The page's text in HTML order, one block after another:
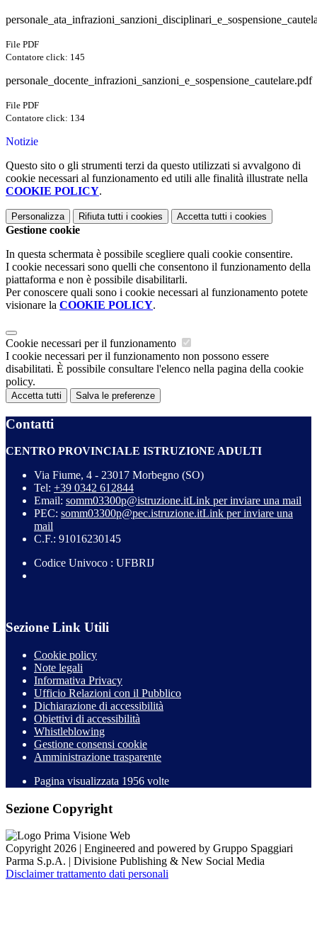
File PDF
Contatore click: 145
personale_docente_infrazioni_sanzioni_e_sospensione_cautelare.pdf
File PDF
Contatore click: 134
Notizie
Questo sito o gli strumenti terzi da questo utilizzati si avvalgono di
cookie necessari al funzionamento ed utili alle finalità illustrate nella
COOKIE POLICY.
Personalizza Rifiuta tutti i cookies Accetta tutti i cookies
Gestione cookie
In questa schermata è possibile scegliere quali cookie consentire.
I cookie necessari sono quelli che consentono il funzionamento della
piattaforma e non è possibile disabilitarli.
Per conoscere quali sono i cookie necessari al funzionamento potete
visionare la COOKIE POLICY.
Cookie necessari per il funzionamento
I cookie necessari per il funzionamento non possono essere
disabilitati. È possibile consultare l'elenco nella pagina della cookie
policy.
Accetta tutti Salva le preferenze
Contatti
CENTRO PROVINCIALE ISTRUZIONE ADULTI
Via Fiume, 4 - 23017 Morbegno (SO)
Tel: +39 0342 612844
Email: somm03300p@istruzione.itLink per inviare una mail
PEC: somm03300p@pec.istruzione.itLink per inviare una
mail
C.F.: 91016230145
Codice Univoco : UFBRIJ
Sezione Link Utili
Cookie policy
Note legali
Informativa Privacy
Ufficio Relazioni con il Pubblico
Dichiarazione di accessibilità
Obiettivi di accessibilità
Whistleblowing
Gestione consensi cookie
Amministrazione trasparente
Pagina visualizzata 1956 volte
Sezione Copyright
Copyright 2026 | Engineered and powered by Gruppo Spaggiari
Parma S.p.A. | Divisione Publishing & New Social Media
Disclaimer trattamento dati personali